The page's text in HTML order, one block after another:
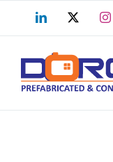
to
content
LinkedIn